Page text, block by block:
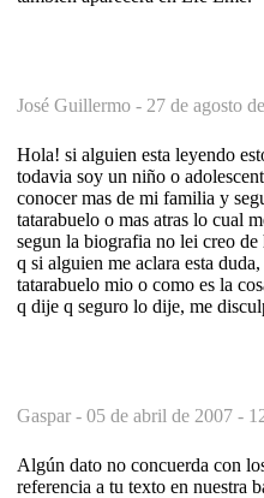
José Guillermo - 27 de agosto
Hola! si alguien esta leyendo
todavia soy un niño o
conocer mas de mi familia y
tatarabuelo o mas atras lo cual
segun la biografia no lei creo de
q si alguien me aclara esta
tatarabuelo mio o como es la
q dije q seguro lo dije, me
Gaspar - 05 de abril de 2007 -
Algún dato no concuerda con
referencia a tu texto en nuestra